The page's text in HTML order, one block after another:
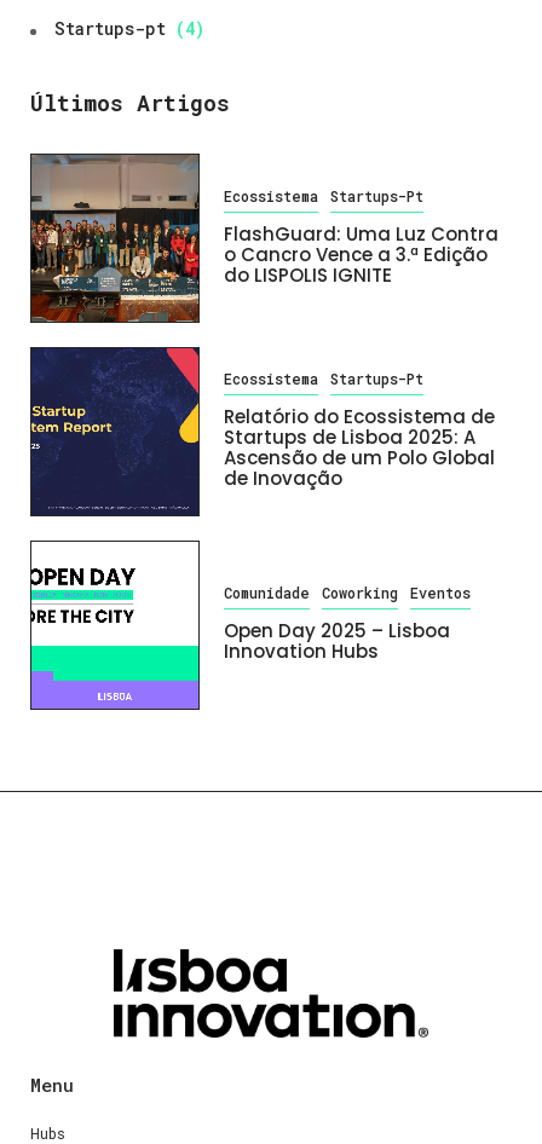
Startups-pt (4)
Últimos Artigos
Ecossistema Startups-Pt
FlashGuard: Uma Luz Contra
o Cancro Vence a 3.ª Edição
do LISPOLIS IGNITE
Ecossistema Startups-Pt
Relatório do Ecossistema de
Startups de Lisboa 2025: A
Ascensão de um Polo Global
de Inovação
Comunidade Coworking Eventos
Open Day 2025 – Lisboa
Innovation Hubs
Menu
Hubs